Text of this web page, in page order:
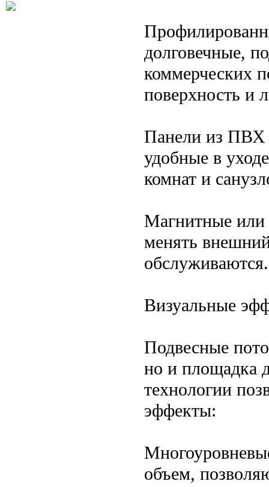
долговечные,
коммерческих
поверхность и
Панели из ПВХ
удобные в
комнат и
Магнитные
менять
обслуживаются.
Визуальные
Подвесные
но и площадка
технологии
эффекты:
объем,